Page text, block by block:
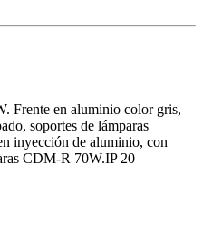
Frente en aluminio color gris,
soportes de lámparas
inyección de aluminio, con
CDM-R 70W.IP 20